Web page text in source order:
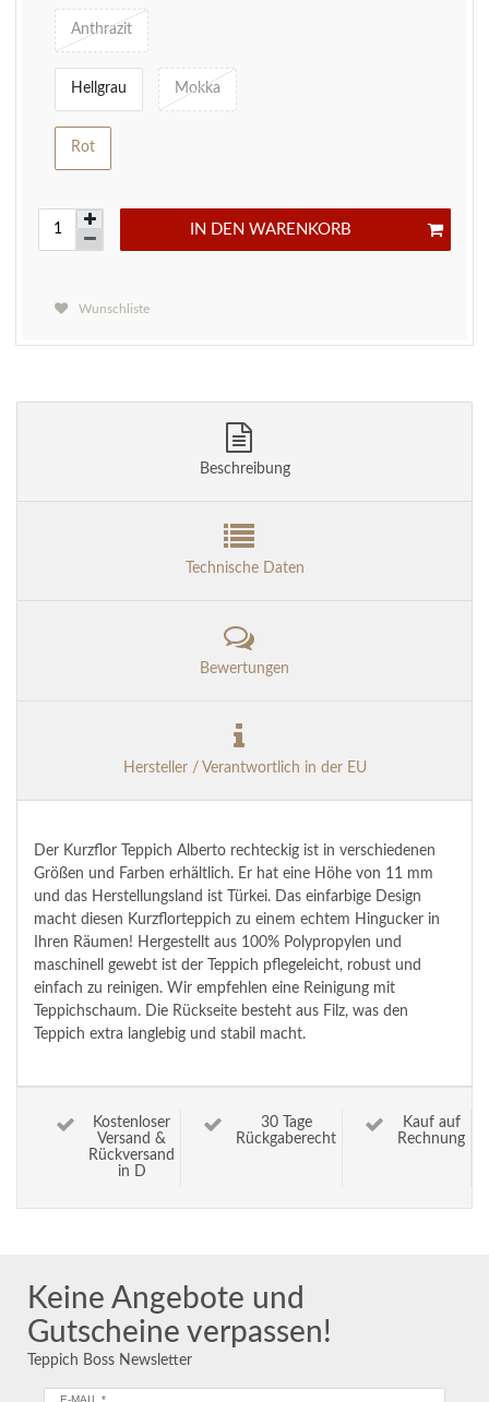
Anthrazit
Hellgrau Mokka
Rot
IN DEN WARENKORB
Wunschliste
Beschreibung
Technische Daten
Bewertungen
Hersteller / Verantwortlich in der EU
Der Kurzflor Teppich Alberto rechteckig ist in verschiedenen
Größen und Farben erhältlich. Er hat eine Höhe von 11 mm
und das Herstellungsland ist Türkei. Das einfarbige Design
macht diesen Kurzflorteppich zu einem echtem Hingucker in
Ihren Räumen! Hergestellt aus 100% Polypropylen und
maschinell gewebt ist der Teppich pflegeleicht, robust und
einfach zu reinigen. Wir empfehlen eine Reinigung mit
Teppichschaum. Die Rückseite besteht aus Filz, was den
Teppich extra langlebig und stabil macht.
Kostenloser
Versand &
Rückversand
in D
30 Tage
Rückgaberecht
Kauf auf
Rechnung
Keine Angebote und
Gutscheine verpassen!
Teppich Boss Newsletter
E-MAIL *